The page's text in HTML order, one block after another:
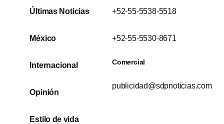
Últimas Noticias
México
Internacional
Opinión
Estilo de vida
+52-55-5538-5518
+52-55-5530-8671
Comercial
publicidad@sdpnoticias.com